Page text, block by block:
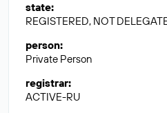
state:
REGISTERED, NOT
person:
Private Person
registrar:
ACTIVE-RU